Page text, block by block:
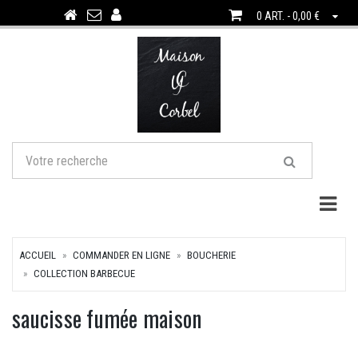
0 ART. - 0,00 €
ACCUEIL COMMANDER EN LIGNE
BOUCHERIE
COLLECTION BARBECUE
saucisse fumée maison